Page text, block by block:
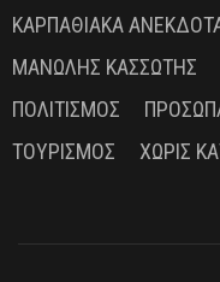
ΚΑΡΠΑΘΙΑΚΆ
ΜΑΝΏΛΗΣ ΚΑΣΣΏΤΗΣ
ΠΟΛΙΤΙΣΜΌΣ
ΤΟΥΡΙΣΜΌΣ
ΧΩΡΊΣ